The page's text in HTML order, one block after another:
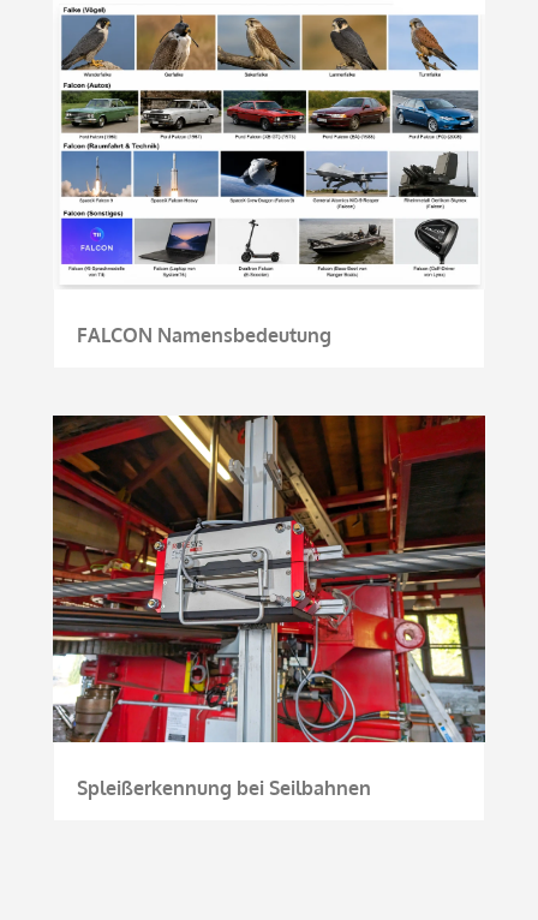
FALCON Namensbedeutung
Spleißerkennung bei Seilbahnen